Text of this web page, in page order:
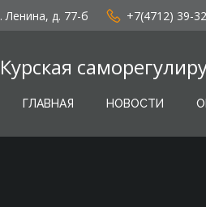
Ленина, д. 77-б +7(4712) 39-
ГЛАВНАЯ НОВОСТИ